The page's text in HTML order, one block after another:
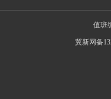
值班
冀新网备